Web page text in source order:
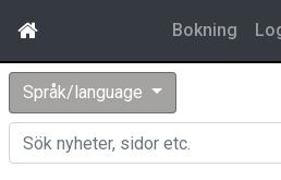
Bokning
Språk/language